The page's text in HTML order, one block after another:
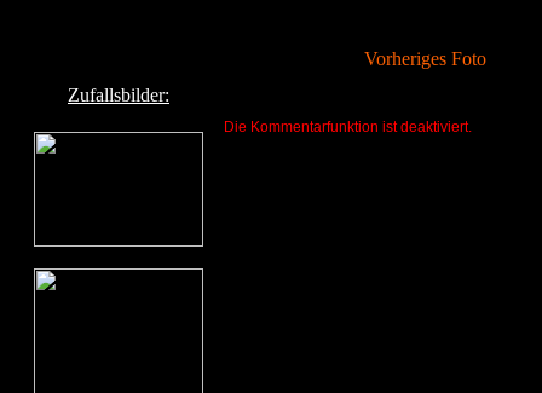
Zufallsbilder:
Vorheriges Foto
Die Kommentarfunktion ist deaktiviert.